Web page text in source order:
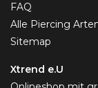
FAQ
Alle Piercing
Sitemap
Xtrend e.U